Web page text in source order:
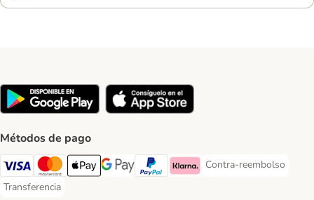
Métodos de pago
Visa Payment Method
Mastercard Payment Method
Apple Pay Payment Method
Google Pay Payment Method
PayPal Payment Method
Klarna Payment Method
Contra-reembolso
Contra-reembolso
Transferencia
Transferencia Payment Method